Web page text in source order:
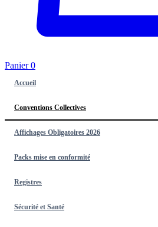
Panier0
Accueil
Conventions Collectives
Affichages Obligatoires 2026
Packs mise en conformité
Registres
Sécurité et Santé